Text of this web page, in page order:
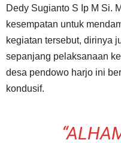
Dedy Sugianto S Ip M Si.
kesempatan untuk
kegiatan tersebut, dirinya
sepanjang pelaksanaan
desa pendowo harjo ini
kondusif.